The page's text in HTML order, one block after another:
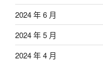
2024 年 6 月
2024 年 5 月
2024 年 4 月